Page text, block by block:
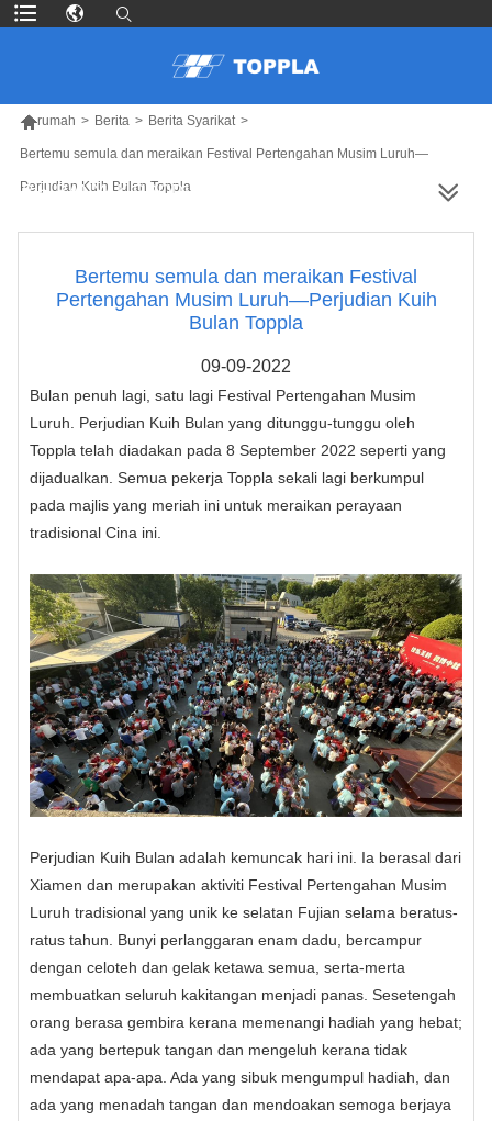
rumah > Berita > Berita Syarikat >
Bertemu semula dan meraikan Festival Pertengahan Musim Luruh—
Perjudian Kuih Bulan Toppla
LEBIH BANYAK PRODUK
Bertemu semula dan meraikan Festival
Pertengahan Musim Luruh—Perjudian Kuih
Bulan Toppla
09-09-2022
Bulan penuh lagi, satu lagi Festival Pertengahan Musim
Luruh. Perjudian Kuih Bulan yang ditunggu-tunggu oleh
Toppla telah diadakan pada 8 September 2022 seperti yang
dijadualkan. Semua pekerja Toppla sekali lagi berkumpul
pada majlis yang meriah ini untuk meraikan perayaan
tradisional Cina ini.
Perjudian Kuih Bulan adalah kemuncak hari ini. Ia berasal dari
Xiamen dan merupakan aktiviti Festival Pertengahan Musim
Luruh tradisional yang unik ke selatan Fujian selama beratus-
ratus tahun. Bunyi perlanggaran enam dadu, bercampur
dengan celoteh dan gelak ketawa semua, serta-merta
membuatkan seluruh kakitangan menjadi panas. Sesetengah
orang berasa gembira kerana memenangi hadiah yang hebat;
ada yang bertepuk tangan dan mengeluh kerana tidak
mendapat apa-apa. Ada yang sibuk mengumpul hadiah, dan
ada yang menadah tangan dan mendoakan semoga berjaya